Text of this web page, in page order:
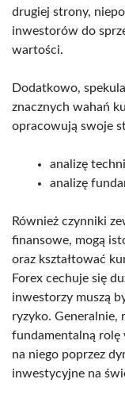
drugiej strony,
inwestorów do
wartości.
Dodatkowo,
znacznych wahań
opracowują swoje
analizę
analizę
Również czynniki
finansowe, mogą
oraz kształtować
Forex cechuje się
inwestorzy muszą
ryzyko. Generalnie,
fundamentalną rolę
na niego poprzez
inwestycyjne na